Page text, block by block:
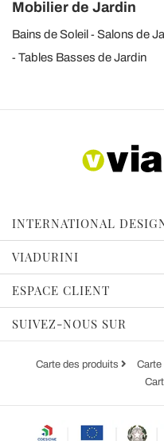
Mobilier de Jardin
Bains de Soleil Salons de
Tables Basses de Jardin
INTERNATIONAL
VIADURINI
ESPACE CLIENT
SUIVEZ-NOUS SUR
Carte des produits Carte